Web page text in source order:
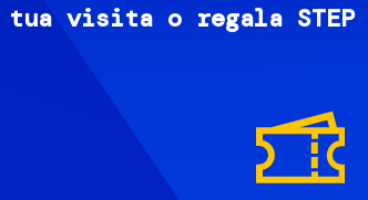
visita o regala